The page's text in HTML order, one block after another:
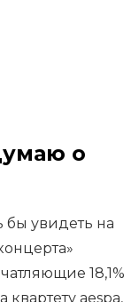
о
бы увидеть на
18,1%
квартету aespa,